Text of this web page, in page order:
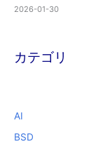
2026-01-30
カテゴリ
AI
BSD